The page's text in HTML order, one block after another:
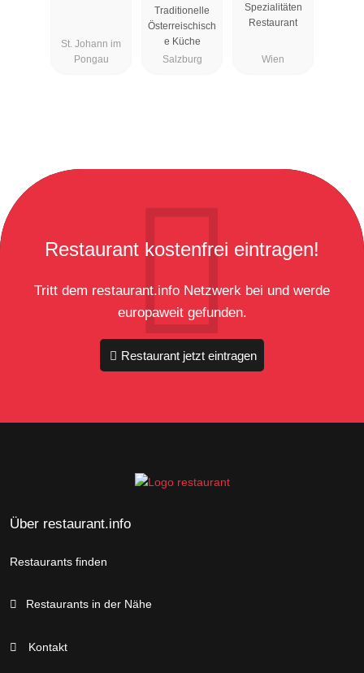
St. Johann im
Pongau
Traditionelle
Österreischisch
e Küche
Salzburg
Spezialitäten
Restaurant
Wien
Restaurant kostenfrei eintragen!
Tritt dem restaurant.info Netzwerk bei und werde
europaweit gefunden.
Restaurant jetzt eintragen
Über restaurant.info
Restaurants finden
Restaurants in der Nähe
Kontakt